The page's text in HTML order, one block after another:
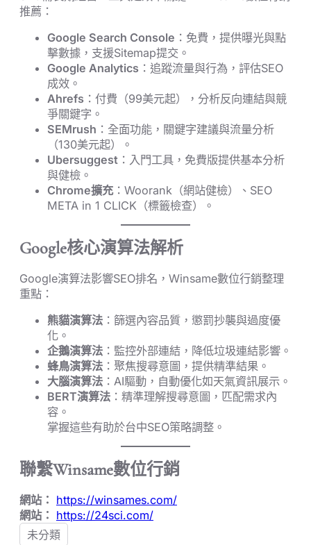
推薦：
Google Search Console ：免費，提供曝光與點
擊數據，支援Sitemap提交。
Google Analytics ：追蹤流量與行為，評估SEO
成效。
Ahrefs ：付費（99美元起），分析反向連結與競
爭關鍵字。
SEMrush ：全面功能，關鍵字建議與流量分析
（130美元起）。
Ubersuggest ：入門工具，免費版提供基本分析
與健檢。
Chrome擴充：Woorank（網站健檢）、SEO
META in 1 CLICK（標籤檢查）。
Google核心演算法解析
Google演算法影響SEO排名，Winsame數位行銷整理
重點：
熊貓演算法 ：篩選內容品質，懲罰抄襲與過度優
化。
企鵝演算法 ：監控外部連結，降低垃圾連結影響。
蜂鳥演算法 ：聚焦搜尋意圖，提供精準結果。
大腦演算法 ：AI驅動，自動優化如天氣資訊展示。
BERT演算法 ：精準理解搜尋意圖，匹配需求內
容。
掌握這些有助於台中SEO策略調整。
聯繫Winsame數位行銷
網站： https://winsames.com/
網站： https://24sci.com/
未分類